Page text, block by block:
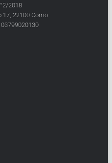
2018
17, 22100 Como
03799020130